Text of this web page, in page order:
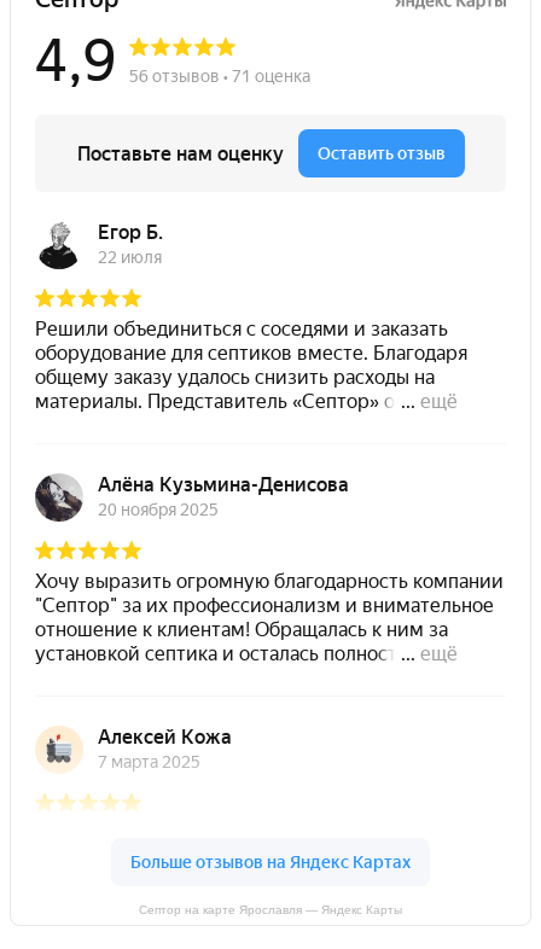
Септор на карте Ярославля — Яндекс Карты